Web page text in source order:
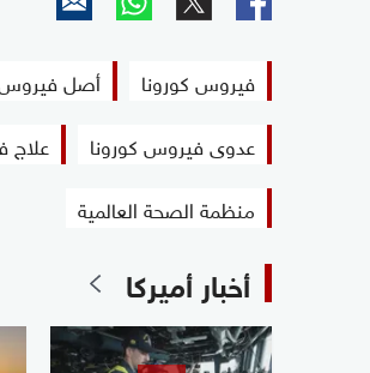
فيروس كورونا أصل فيروس
عدوى فيروس كورونا
علاج
منظمة الصحة العالمية
أخبار أميركا